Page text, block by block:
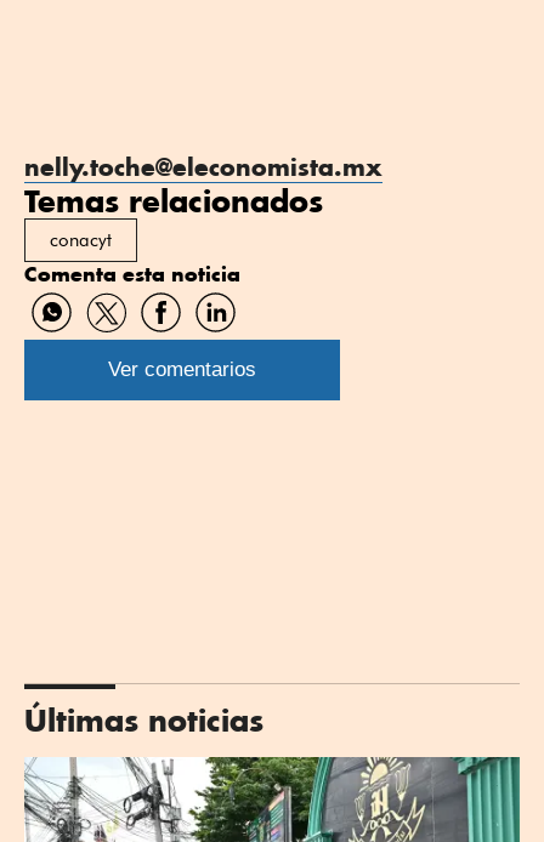
nelly.toche@eleconomista.mx
Temas relacionados
conacyt
Comenta esta noticia
Compartir
por
WhatsApp
Compartir
por
Twitter
Compartir
por
Facebook
Compartir
por
Linkedin
Ver comentarios
Últimas noticias